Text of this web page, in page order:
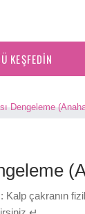
KEŞFEDIN
Kalp çakranın